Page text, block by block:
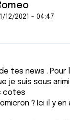
12/2021 - 04:47
tes news . Pour
je suis sous
cotes
? Ici il y en